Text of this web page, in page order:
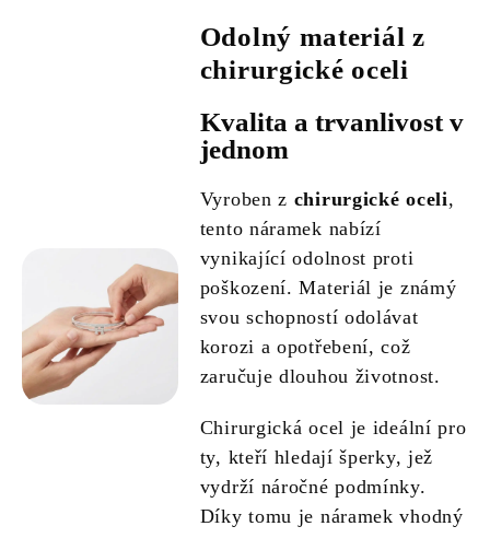
Odolný materiál z
chirurgické oceli
Kvalita a trvanlivost v
jednom
Vyroben z chirurgické oceli,
tento náramek nabízí
vynikající odolnost proti
poškození. Materiál je známý
svou schopností odolávat
korozi a opotřebení, což
zaručuje dlouhou životnost.
Chirurgická ocel je ideální pro
ty, kteří hledají šperky, jež
vydrží náročné podmínky.
Díky tomu je náramek vhodný